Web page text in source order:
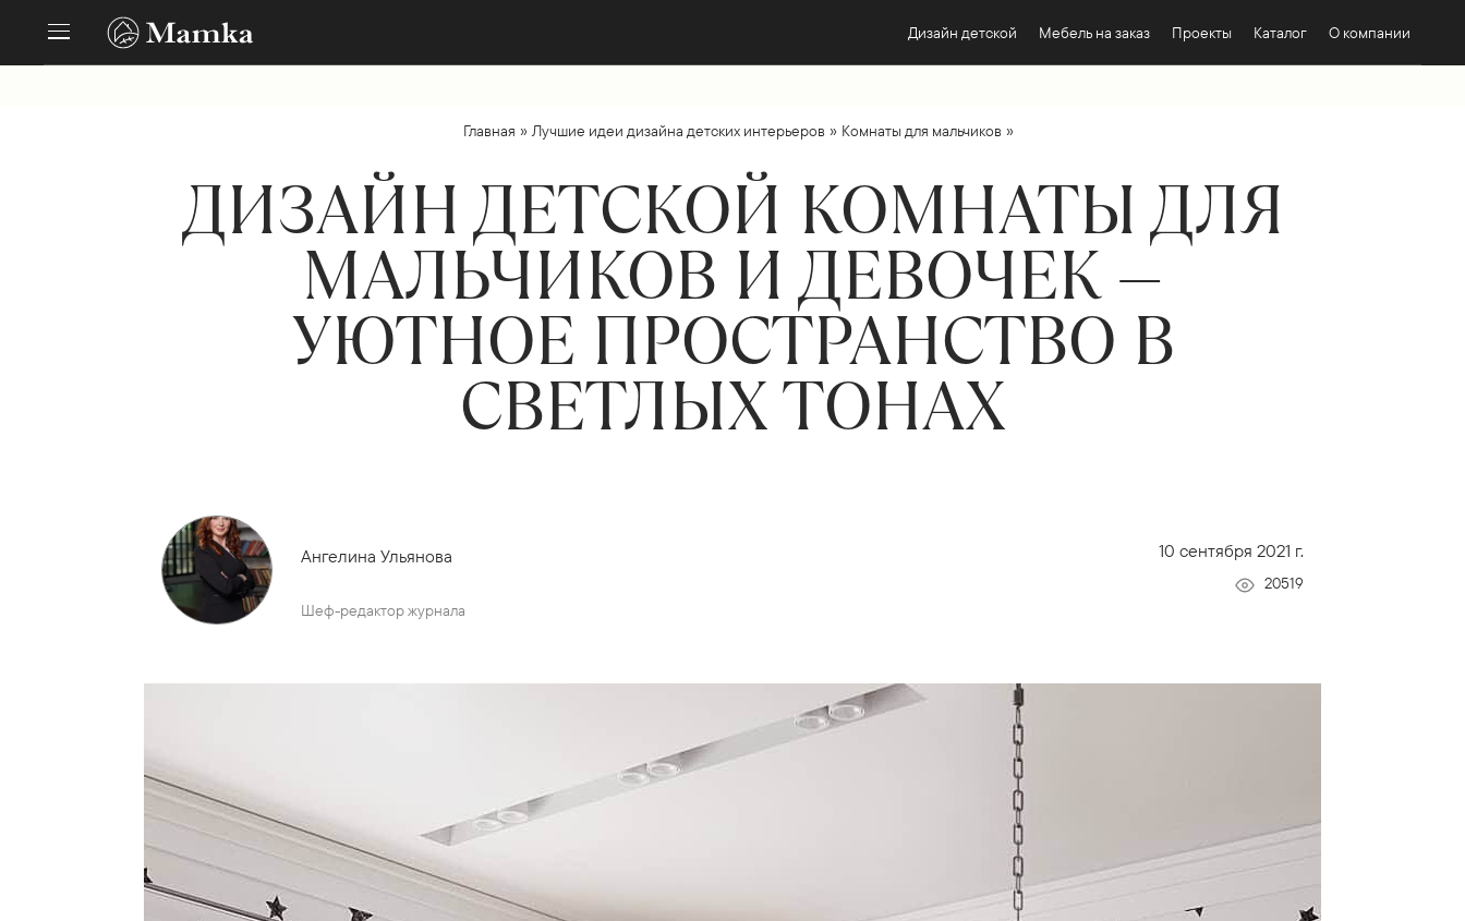
Дизайн детской Мебель на заказ Проекты Каталог О компании
Главная »Лучшие идеи дизайна детских интерьеров » Комнаты для мальчиков »
ДИЗАЙН ДЕТСКОЙ КОМНАТЫ ДЛЯ
МАЛЬЧИКОВ И ДЕВОЧЕК —
УЮТНОЕ ПРОСТРАНСТВО В
СВЕТЛЫХ ТОНАХ
Ангелина Ульянова
Шеф-редактор журнала
10 сентября 2021 г.
20519